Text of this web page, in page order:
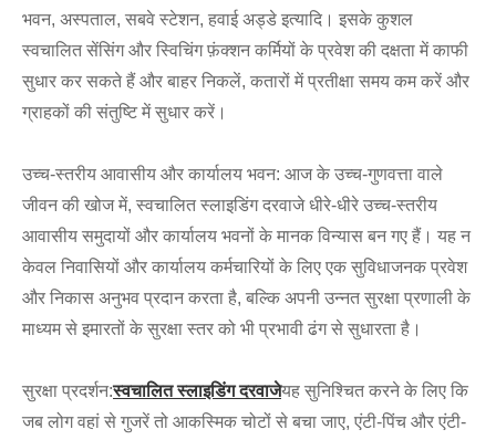
भवन, अस्पताल, सबवे स्टेशन, हवाई अड्डे इत्यादि। इसके कुशल
स्वचालित सेंसिंग और स्विचिंग फ़ंक्शन कर्मियों के प्रवेश की दक्षता में काफी
सुधार कर सकते हैं और बाहर निकलें, कतारों में प्रतीक्षा समय कम करें और
ग्राहकों की संतुष्टि में सुधार करें।
उच्च-स्तरीय आवासीय और कार्यालय भवन: आज के उच्च-गुणवत्ता वाले
जीवन की खोज में, स्वचालित स्लाइडिंग दरवाजे धीरे-धीरे उच्च-स्तरीय
आवासीय समुदायों और कार्यालय भवनों के मानक विन्यास बन गए हैं। यह न
केवल निवासियों और कार्यालय कर्मचारियों के लिए एक सुविधाजनक प्रवेश
और निकास अनुभव प्रदान करता है, बल्कि अपनी उन्नत सुरक्षा प्रणाली के
माध्यम से इमारतों के सुरक्षा स्तर को भी प्रभावी ढंग से सुधारता है।
सुरक्षा प्रदर्शन:स्वचालित स्लाइडिंग दरवाजेयह सुनिश्चित करने के लिए कि
जब लोग वहां से गुजरें तो आकस्मिक चोटों से बचा जाए, एंटी-पिंच और एंटी-